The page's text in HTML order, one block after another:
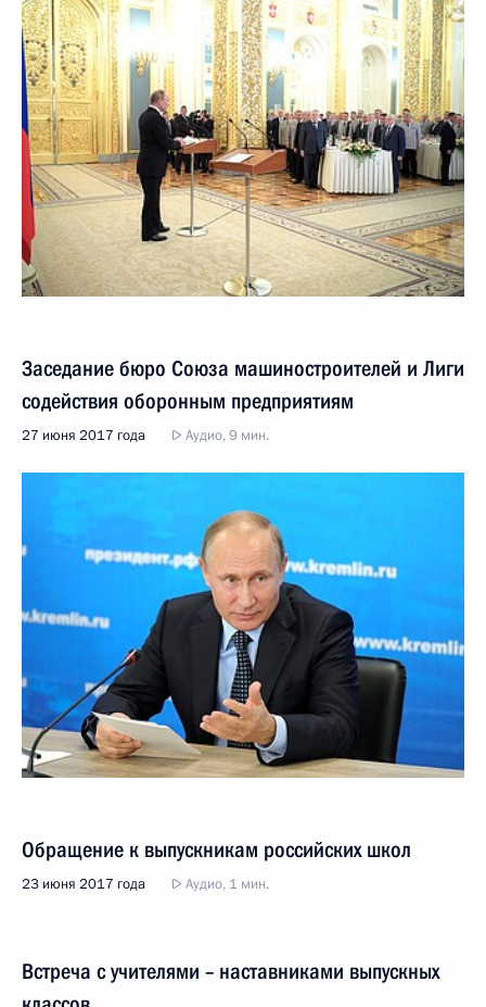
Заседание бюро Союза машиностроителей и Лиги
содействия оборонным предприятиям
27 июня 2017 года Аудио, 9 мин.
Обращение к выпускникам российских школ
23 июня 2017 года Аудио, 1 мин.
Встреча с учителями – наставниками выпускных